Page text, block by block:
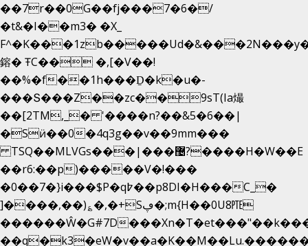
��7r��0G��fj���7�6�/
�t&�I��m3� �X_
鎔� ŦC�� �,[�V��!
��%�f��1h���Ḏ�k�u�-
���Տ���Z��zc��9sT(Ia熶
��[2TM,_� '����n?��&5�6��|
�Sӥ��0�4q3g��v��9mm���
TSQ��MLVGs���|���޴?����H�W��E
��r6:��p)�����V�!���
�0��7�}i���$P�q߈��p8DI�H���C_�
]����,��)؏�,�+Sڥ�;m{H��0U8㉐
������Ŵ�G#7D